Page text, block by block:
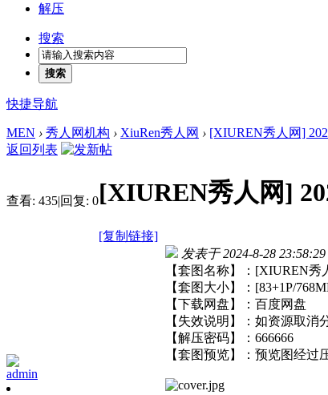
解压
搜索
搜索
快捷导航
MEN › 秀人网机构 › XiuRen秀人网 › [XIUREN秀人网]
返回列表
查看: 435|回复: 0[XIUREN秀人网]
[复制链接]
admin
发表于 2024-8-28 23:58:29
【套图名称】：[XIUREN秀
【套图大小】：[83+1P/
【下载网盘】：百度网盘
【失效说明】：如资源取
【解压密码】：666666
【套图预览】：预览图经过